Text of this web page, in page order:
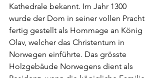
Kathedrale bekannt. Im Jahr 1300
wurde der Dom in seiner vollen Pracht
fertig gestellt als Hommage an König
Olav, welcher das Christentum in
Norwegen einführte. Das grösste
Holzgebäude Norwegens dient als